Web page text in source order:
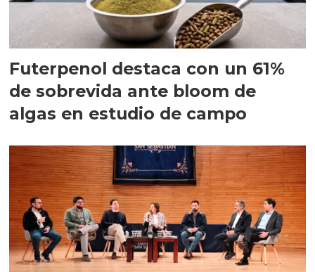
Futerpenol destaca con un 61%
de sobrevida ante bloom de
algas en estudio de campo